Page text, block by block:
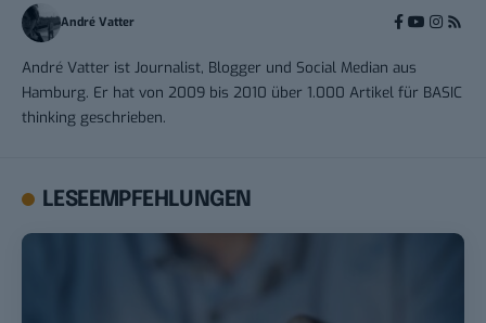
André Vatter
André Vatter ist Journalist, Blogger und Social Median aus
Hamburg. Er hat von 2009 bis 2010 über 1.000 Artikel für BASIC
thinking geschrieben.
LESEEMPFEHLUNGEN